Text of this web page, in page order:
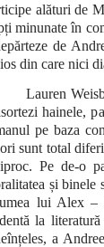
alături de
minunate în
de
din care nici
Lauren
hainele,
pe baza
sunt total
Pe de-o
și binele
lui Alex –
la
a